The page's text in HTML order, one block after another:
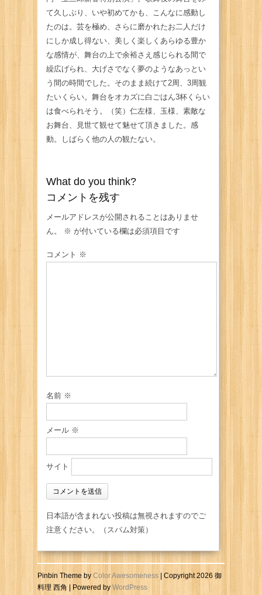
て久しぶり、いや初めてかも、こんなに感動し
たのは。芸を極め、さらに磨かれたお二人だけ
にしか成し得ない、美しく楽しくあらゆる豊か
な感情が、舞台の上で余裕さえ感じられる間で
繰広げられ、大げさでなく夢のようなあっとい
う間の時間でした。そのまま続けて2周、3周観
たいくらい。舞台をオカズに白ごはん3杯くらい
は食べられそう。（笑）仁左様、玉様、素敵な
お舞台、見世て観せて魅せて頂きました。感
動。しばらく他の人の観たない。
What do you think?
コメントを残す
メールアドレスが公開されることはありませ
ん。
※ が付いている欄は必須項目です
コメント ※
名前 ※
メール ※
サイト
日本語が含まれない投稿は無視されますのでご
注意ください。（スパム対策）
Pinbin Theme by Color Awesomeness| Copyright 2026 御
料理 西角 | Powered byWordPress